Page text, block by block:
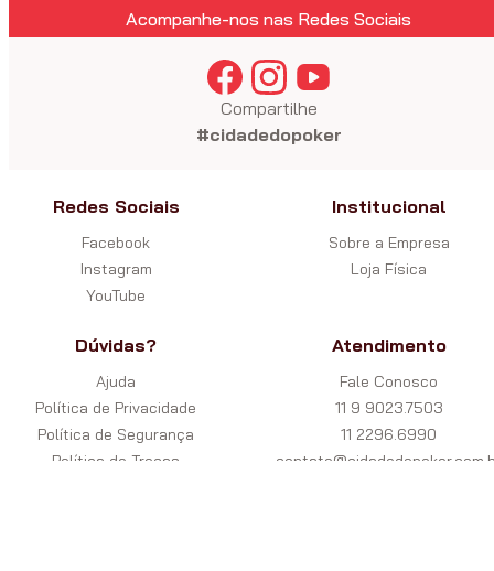
Acompanhe-nos nas Redes Sociais
Compartilhe
#cidadedopoker
Redes Sociais
Facebook
Instagram
YouTube
Institucional
Sobre a Empresa
Loja Física
Dúvidas?
Ajuda
Política de Privacidade
Política de Segurança
Política de Trocas
Atendimento
Fale Conosco
11 9 9023.7503
11 2296.6990